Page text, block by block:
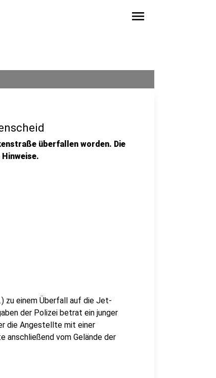
menu
überfallen worden. Die
zu einem Überfall auf die Jet-
der Polizei betrat ein junger
die Angestellte mit einer
vom Gelände der